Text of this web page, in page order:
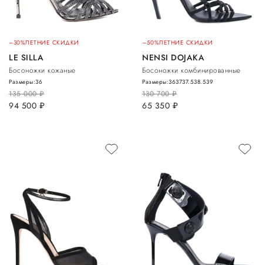
–30%ЛЕТНИЕ СКИДКИ
LE SILLA
Босоножки кожаные
135 000руб.
94 500 руб.
Размеры:36
–50%ЛЕТНИЕ СКИДКИ
NENSI DOJAKA
Босоножки комбинированные
130 700руб.
65 350 руб.
Размеры:363737.538.539